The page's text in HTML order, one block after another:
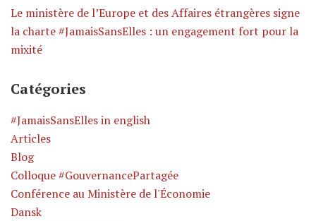
Le ministère de l’Europe et des Affaires étrangères signe
la charte #JamaisSansElles : un engagement fort pour la
mixité
Catégories
#JamaisSansElles in english
Articles
Blog
Colloque #GouvernancePartagée
Conférence au Ministère de l'Économie
Dansk